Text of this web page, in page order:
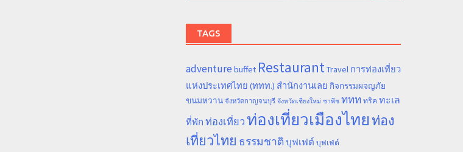
TAGS
adventure buffet RestaurantTravel การท่องเที่ยว
แห่งประเทศไทย (ททท.) สำนักงานเลย กิจกรรมผจญภัย
ขนมหวาน จังหวัดกาญจนบุรี จังหวัดเชียงใหม่ ชาพีช ททท ทริค ทะเล
ที่พัก ท่องเที่ยวท่องเที่ยวเมืองไทยท่อง
เที่ยวไทย ธรรมชาติ บุฟเฟต์ บุฟเฟ่ต์